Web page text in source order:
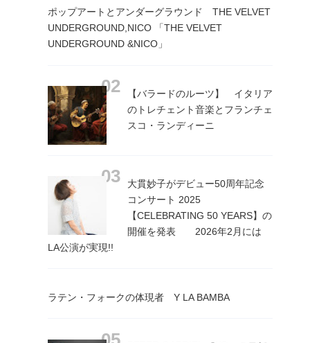
ポップアートとアンダーグラウンド THE VELVET
UNDERGROUND,NICO 「THE VELVET
UNDERGROUND &NICO」
【バラードのルーツ】 イタリア
のトレチェント音楽とフランチェ
スコ・ランディーニ
大貫妙子がデビュー50周年記念
コンサート 2025
【CELEBRATING 50 YEARS】の
開催を発表 2026年2月には
LA公演が実現!!
ラテン・フォークの体現者 Y LA BAMBA